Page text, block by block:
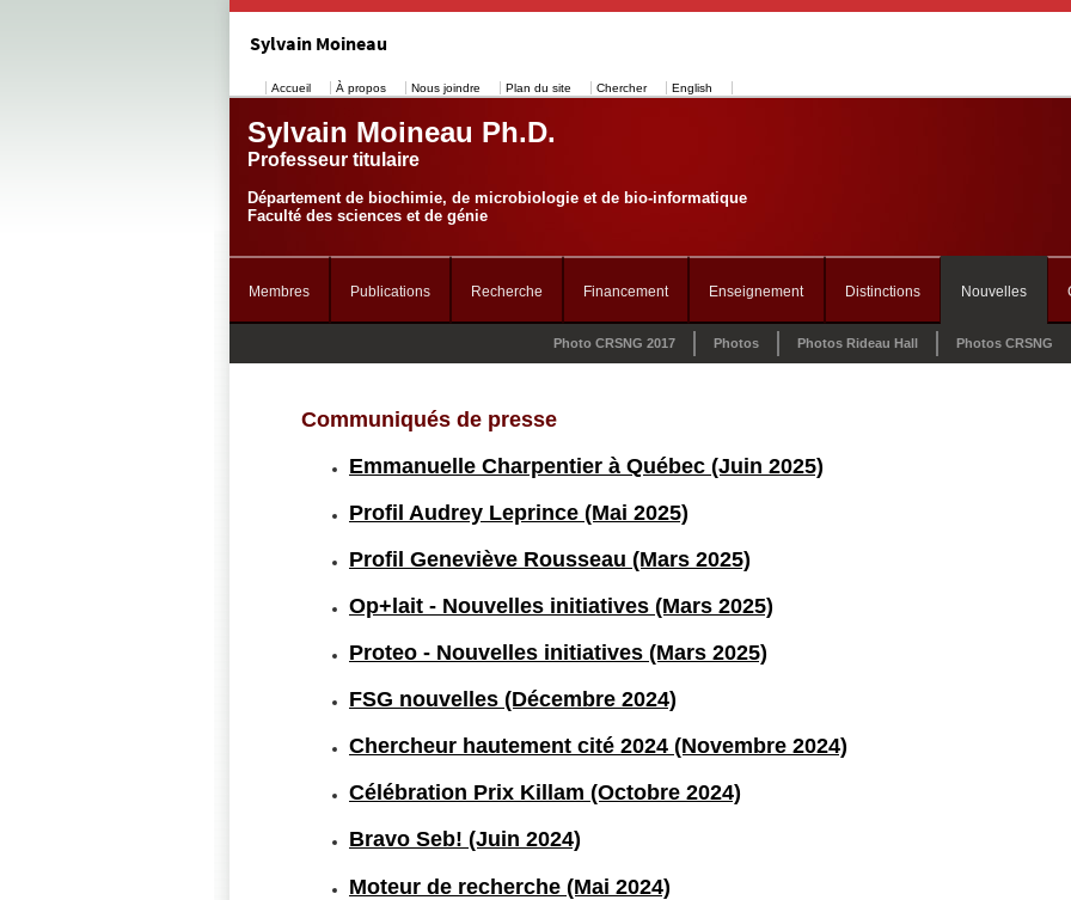
Sylvain Moineau
Accueil À propos Nous joindre Plan du site Chercher English
Sylvain Moineau Ph.D.
Professeur titulaire
Département de biochimie, de microbiologie et de bio-informatique
Faculté des sciences et de génie
Membres Publications Recherche Financement Enseignement Distinctions Nouvelles
Photo CRSNG 2017 Photos Photos Rideau Hall Photos CRSNG
Communiqués de presse
Emmanuelle Charpentier à Québec (Juin 2025)
Profil Audrey Leprince (Mai 2025)
Profil Geneviève Rousseau (Mars 2025)
Op+lait - Nouvelles initiatives (Mars 2025)
Proteo - Nouvelles initiatives (Mars 2025)
FSG nouvelles (Décembre 2024)
Chercheur hautement cité 2024 (Novembre 2024)
Célébration Prix Killam (Octobre 2024)
Bravo Seb! (Juin 2024)
Moteur de recherche (Mai 2024)